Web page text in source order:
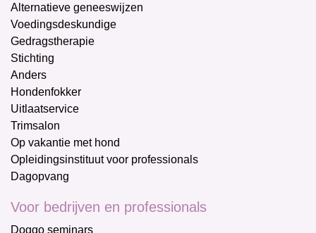
Alternatieve geneeswijzen
Voedingsdeskundige
Gedragstherapie
Stichting
Anders
Hondenfokker
Uitlaatservice
Trimsalon
Op vakantie met hond
Opleidingsinstituut voor professionals
Dagopvang
Voor bedrijven en professionals
Doggo seminars